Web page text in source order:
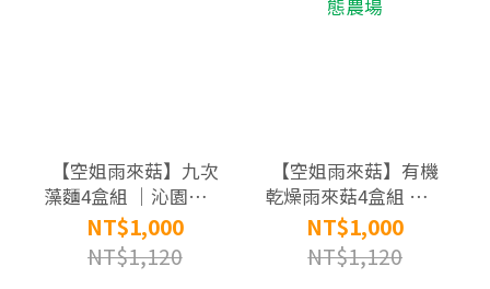
【空姐雨來菇】九次
藻麵4盒組 ｜沁園生態
農場
NT$1,000
NT$1,120
【空姐雨來菇】有機
乾燥雨來菇4盒組 ｜沁
園生態農場
NT$1,000
NT$1,120